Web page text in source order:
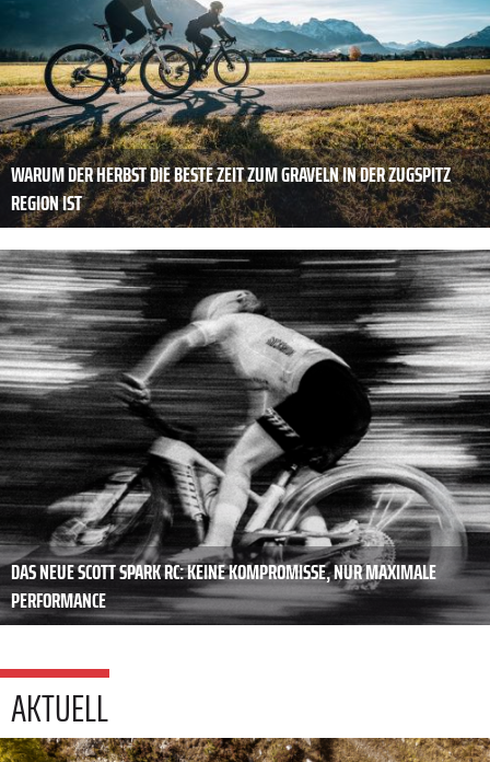
WARUM DER HERBST DIE BESTE ZEIT ZUM GRAVELN IN DER ZUGSPITZ
REGION IST
DAS NEUE SCOTT SPARK RC: KEINE KOMPROMISSE, NUR MAXIMALE
PERFORMANCE
AKTUELL